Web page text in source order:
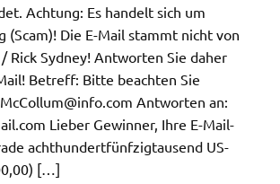
Achtung: Es handelt sich um
(Scam)! Die E-Mail stammt nicht von
Rick Sydney! Antworten Sie daher
Betreff: Bitte beachten Sie
Antworten an:
Lieber Gewinner, Ihre E-Mail-
achthundertfünfzigtausend US-
[…]